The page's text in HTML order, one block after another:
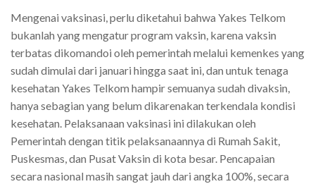
Mengenai vaksinasi, perlu diketahui bahwa Yakes Telkom
bukanlah yang mengatur program vaksin, karena vaksin
terbatas dikomandoi oleh pemerintah melalui kemenkes yang
sudah dimulai dari januari hingga saat ini, dan untuk tenaga
kesehatan Yakes Telkom hampir semuanya sudah divaksin,
hanya sebagian yang belum dikarenakan terkendala kondisi
kesehatan. Pelaksanaan vaksinasi ini dilakukan oleh
Pemerintah dengan titik pelaksanaannya di Rumah Sakit,
Puskesmas, dan Pusat Vaksin di kota besar. Pencapaian
secara nasional masih sangat jauh dari angka 100%, secara